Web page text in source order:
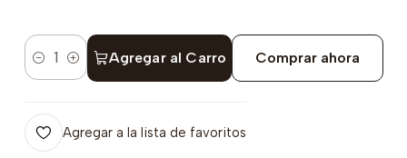
Cantidad Agregar al Carro Comprar ahora
Agregar a la lista de favoritos